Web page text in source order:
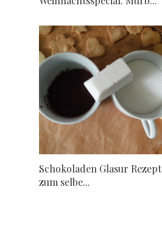
Schokoladen Glasur Rezept
zum selbe...